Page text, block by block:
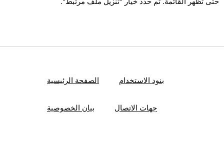
الصفحة الرئيسية بنود الاستخدام
بيان الخصوصية جهات الاتصال